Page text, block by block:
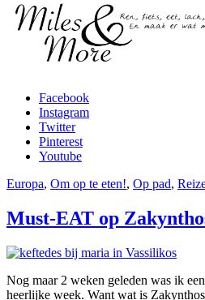
Facebook
Instagram
Twitter
Pinterest
Youtube
Europa, Om op te eten!, Op pad,
Must-EAT op
Nog maar 2 weken geleden was ik
heerlijke week. Want wat is